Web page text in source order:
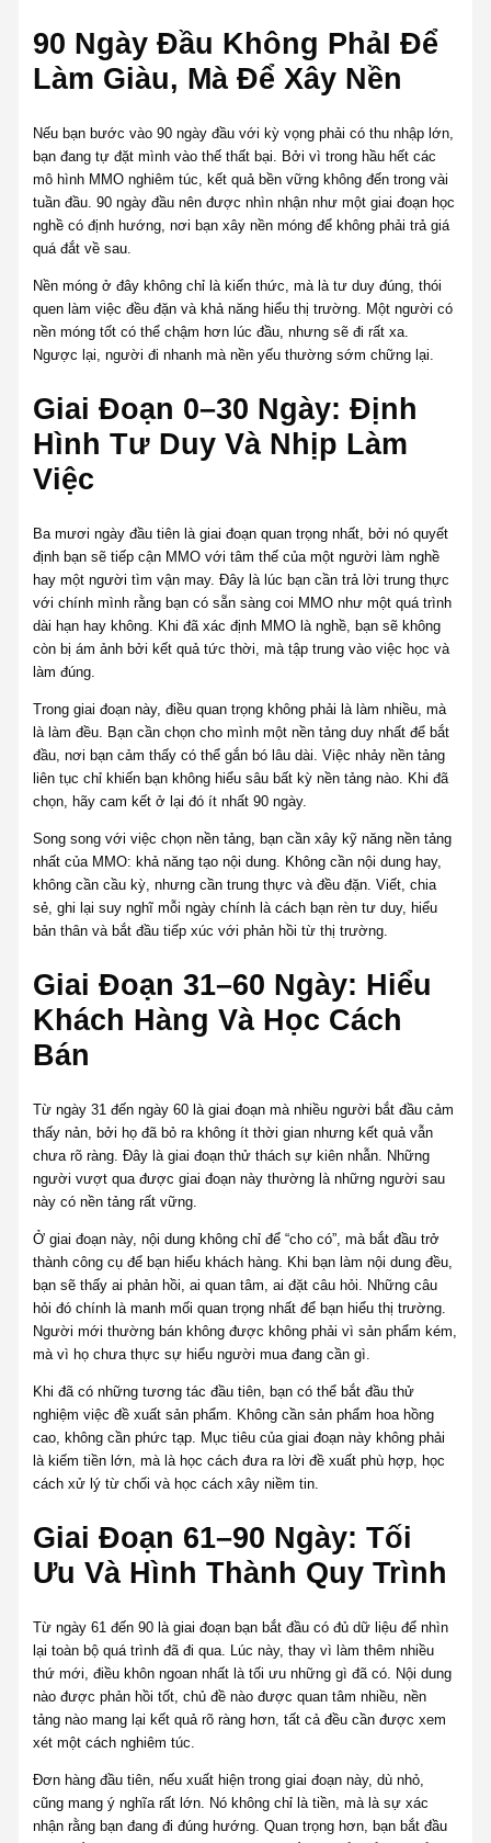
90 Ngày Đầu Không PhảI Để
Làm Giàu, Mà Để Xây Nền
Nếu bạn bước vào 90 ngày đầu với kỳ vọng phải có thu nhập lớn,
bạn đang tự đặt mình vào thế thất bại. Bởi vì trong hầu hết các
mô hình MMO nghiêm túc, kết quả bền vững không đến trong vài
tuần đầu. 90 ngày đầu nên được nhìn nhận như một giai đoạn học
nghề có định hướng, nơi bạn xây nền móng để không phải trả giá
quá đắt về sau.
Nền móng ở đây không chỉ là kiến thức, mà là tư duy đúng, thói
quen làm việc đều đặn và khả năng hiểu thị trường. Một người có
nền móng tốt có thể chậm hơn lúc đầu, nhưng sẽ đi rất xa.
Ngược lại, người đi nhanh mà nền yếu thường sớm chững lại.
Giai Đoạn 0–30 Ngày: Định
Hình Tư Duy Và Nhịp Làm
Việc
Ba mươi ngày đầu tiên là giai đoạn quan trọng nhất, bởi nó quyết
định bạn sẽ tiếp cận MMO với tâm thế của một người làm nghề
hay một người tìm vận may. Đây là lúc bạn cần trả lời trung thực
với chính mình rằng bạn có sẵn sàng coi MMO như một quá trình
dài hạn hay không. Khi đã xác định MMO là nghề, bạn sẽ không
còn bị ám ảnh bởi kết quả tức thời, mà tập trung vào việc học và
làm đúng.
Trong giai đoạn này, điều quan trọng không phải là làm nhiều, mà
là làm đều. Bạn cần chọn cho mình một nền tảng duy nhất để bắt
đầu, nơi bạn cảm thấy có thể gắn bó lâu dài. Việc nhảy nền tảng
liên tục chỉ khiến bạn không hiểu sâu bất kỳ nền tảng nào. Khi đã
chọn, hãy cam kết ở lại đó ít nhất 90 ngày.
Song song với việc chọn nền tảng, bạn cần xây kỹ năng nền tảng
nhất của MMO: khả năng tạo nội dung. Không cần nội dung hay,
không cần cầu kỳ, nhưng cần trung thực và đều đặn. Viết, chia
sẻ, ghi lại suy nghĩ mỗi ngày chính là cách bạn rèn tư duy, hiểu
bản thân và bắt đầu tiếp xúc với phản hồi từ thị trường.
Giai Đoạn 31–60 Ngày: Hiểu
Khách Hàng Và Học Cách
Bán
Từ ngày 31 đến ngày 60 là giai đoạn mà nhiều người bắt đầu cảm
thấy nản, bởi họ đã bỏ ra không ít thời gian nhưng kết quả vẫn
chưa rõ ràng. Đây là giai đoạn thử thách sự kiên nhẫn. Những
người vượt qua được giai đoạn này thường là những người sau
này có nền tảng rất vững.
Ở giai đoạn này, nội dung không chỉ để “cho có”, mà bắt đầu trở
thành công cụ để bạn hiểu khách hàng. Khi bạn làm nội dung đều,
bạn sẽ thấy ai phản hồi, ai quan tâm, ai đặt câu hỏi. Những câu
hỏi đó chính là manh mối quan trọng nhất để bạn hiểu thị trường.
Người mới thường bán không được không phải vì sản phẩm kém,
mà vì họ chưa thực sự hiểu người mua đang cần gì.
Khi đã có những tương tác đầu tiên, bạn có thể bắt đầu thử
nghiệm việc đề xuất sản phẩm. Không cần sản phẩm hoa hồng
cao, không cần phức tạp. Mục tiêu của giai đoạn này không phải
là kiếm tiền lớn, mà là học cách đưa ra lời đề xuất phù hợp, học
cách xử lý từ chối và học cách xây niềm tin.
Giai Đoạn 61–90 Ngày: Tối
Ưu Và Hình Thành Quy Trình
Từ ngày 61 đến 90 là giai đoạn bạn bắt đầu có đủ dữ liệu để nhìn
lại toàn bộ quá trình đã đi qua. Lúc này, thay vì làm thêm nhiều
thứ mới, điều khôn ngoan nhất là tối ưu những gì đã có. Nội dung
nào được phản hồi tốt, chủ đề nào được quan tâm nhiều, nền
tảng nào mang lại kết quả rõ ràng hơn, tất cả đều cần được xem
xét một cách nghiêm túc.
Đơn hàng đầu tiên, nếu xuất hiện trong giai đoạn này, dù nhỏ,
cũng mang ý nghĩa rất lớn. Nó không chỉ là tiền, mà là sự xác
nhận rằng bạn đang đi đúng hướng. Quan trọng hơn, bạn bắt đầu